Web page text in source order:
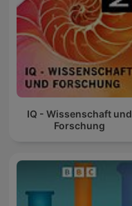
IQ - Wissenschaft und
Forschung